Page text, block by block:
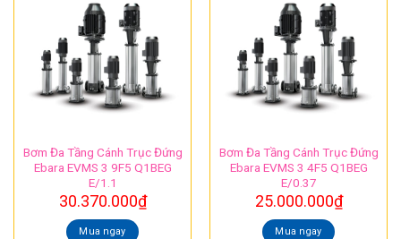
Bơm Đa Tầng Cánh Trục Đứng
Ebara EVMS 3 9F5 Q1BEG
E/1.1
30.370.000₫
Mua ngay
Bơm Đa Tầng Cánh Trục Đứng
Ebara EVMS 3 4F5 Q1BEG
E/0.37
25.000.000₫
Mua ngay